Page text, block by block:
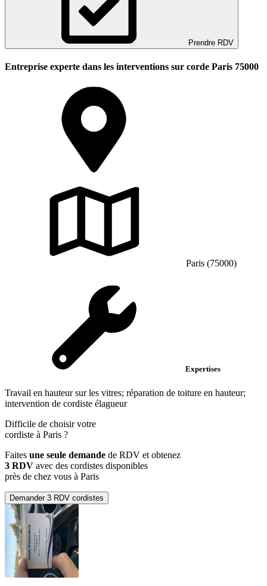
Prendre RDV
Entreprise experte dans les interventions sur corde Paris 75000
Paris (75000)
Expertises
Travail en hauteur sur les vitres; réparation de toiture en hauteur;
intervention de cordiste élagueur
Difficile de choisir votre
cordiste à Paris ?
Faites une seule demande de RDV et obtenez
3 RDV avec des cordistes disponibles
près de chez vous à Paris
Demander 3 RDV cordistes